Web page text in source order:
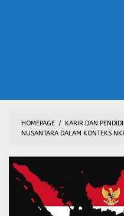
HOMEPAGE / KARIR DAN
NUSANTARA DALAM KONTEKS